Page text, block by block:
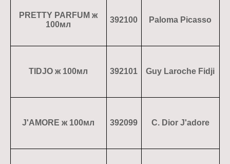
PRETTY PARFUM ж
100мл
392100 Paloma Picasso
TIDJO ж 100мл 392101 Guy Laroche Fidji
J'AMORE ж 100мл 392099 C. Dior J'adore